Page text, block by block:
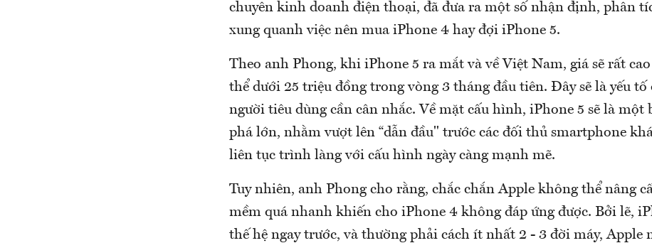
chuyên kinh doanh điện thoại, đã đưa ra một số nhận định, phân
xung quanh việc nên mua iPhone 4 hay đợi iPhone 5.
Theo anh Phong, khi iPhone 5 ra mắt và về Việt Nam, giá sẽ rất
thể dưới 25 triệu đồng trong vòng 3 tháng đầu tiên. Đây sẽ là yếu tố
người tiêu dùng cần cân nhắc. Về mặt cấu hình, iPhone 5 sẽ là một
phá lớn, nhằm vượt lên “dẫn đầu" trước các đối thủ smartphone
liên tục trình làng với cấu hình ngày càng mạnh mẽ.
Tuy nhiên, anh Phong cho rằng, chắc chắn Apple không thể nâng
mềm quá nhanh khiến cho iPhone 4 không đáp ứng được. Bởi lẽ,
thế hệ ngay trước, và thường phải cách ít nhất 2 - 3 đời máy, Apple